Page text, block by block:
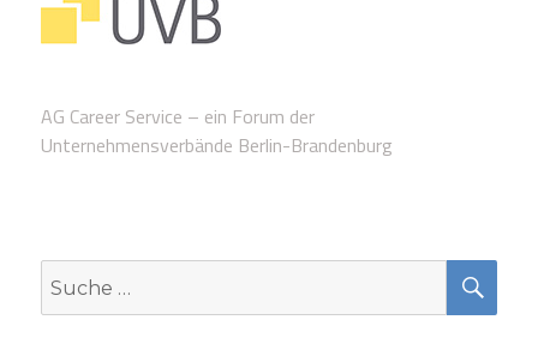
AG Career Service – ein Forum der
Unternehmensverbände Berlin-Brandenburg
Suche
nach: